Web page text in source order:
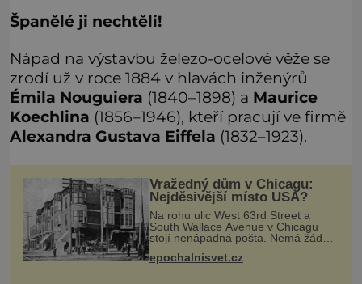
Španělé ji nechtěli!
Nápad na výstavbu železo-ocelové věže se
zrodí už v roce 1884 v hlavách inženýrů
Émila Nouguiera (1840–1898) a Maurice
Koechlina (1856–1946), kteří pracují ve firmě
Alexandra Gustava Eiffela (1832–1923).
Vražedný dům v Chicagu:
Nejděsivější místo USA?
Na rohu ulic West 63rd Street a
South Wallace Avenue v Chicagu
stojí nenápadná pošta. Nemá žádný
speciální nápis ani pamětní desku. A
přesto prý místní zaměstnanci neradi
epochalnisvet.cz